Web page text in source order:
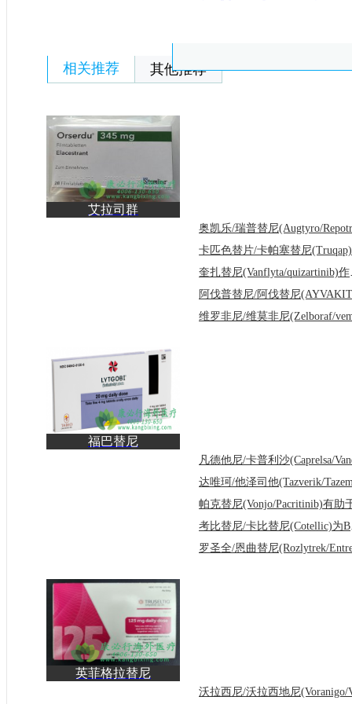
相关推荐 其他推荐
艾拉司群
福巴替尼
英菲格拉替尼